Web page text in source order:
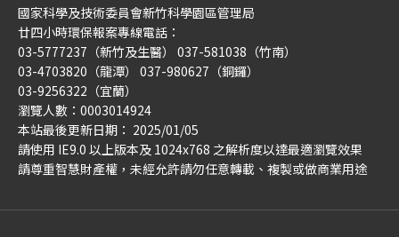
國家科學及技術委員會新竹科學園區管理局
廿四小時環保報案專線電話：
03-5777237（新竹及生醫） 037-581038（竹南）
03-4703820（龍潭） 037-980627（銅鑼）
03-9256322（宜蘭）
瀏覽人數：0003014924
本站最後更新日期： 2025/01/05
請使用 IE9.0 以上版本及 1024x768 之解析度以達最適瀏覽效果
請尊重智慧財產權，未經允許請勿任意轉載、複製或做商業用途